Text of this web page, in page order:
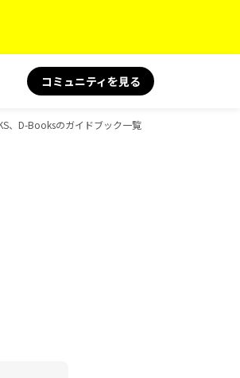
コミュニティを見る
、D-Booksのガイドブック一覧